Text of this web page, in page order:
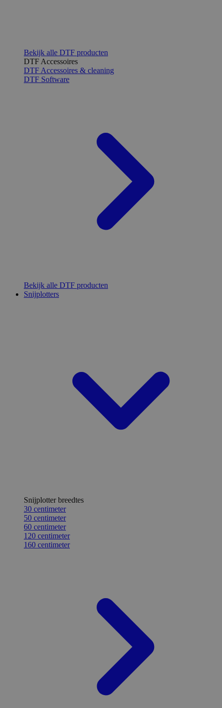
Bekijk alle DTF producten
DTF Accessoires
DTF Accessoires & cleaning
DTF Software
Bekijk alle DTF producten
Snijplotters
Snijplotter breedtes
30 centimeter
50 centimeter
60 centimeter
120 centimeter
160 centimeter